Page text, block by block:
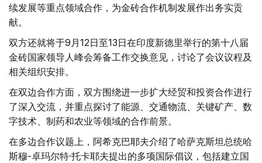
续发展等重点领域合作，为金砖合作机制发展作出务实贡
献。
双方还就将于9月12日至13日在印度新德里举行的第十八届
金砖国家领导人峰会筹备工作交换意见，讨论了会议议程及
相关组织安排。
在双边合作方面，双方围绕进一步扩大经贸和投资合作进行
了深入交流，并重点探讨了能源、交通物流、关键矿产、数
字技术、制药和农业等领域的合作前景。
在多边合作议题上，阿希克巴耶夫介绍了哈萨克斯坦总统哈
斯穆-卓玛尔特·托卡耶夫提出的多项国际倡议，包括建立国